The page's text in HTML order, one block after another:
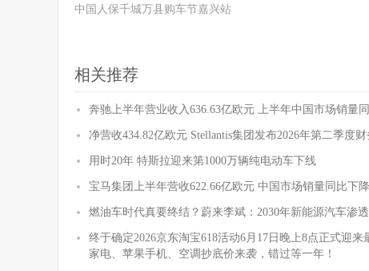
中国人保千城万县购车节嘉兴站
相关推荐
奔驰上半年营业收入636.63亿欧元 上半年中国市场销量
净营收434.82亿欧元 Stellantis集团发布2026年第二季度
用时20年 特斯拉迎来第1000万辆纯电动车下线
宝马集团上半年营收622.66亿欧元 中国市场销量同比下
燃油车时代真要终结？蔚来李斌：2030年新能源汽车渗
终于确定2026京东淘宝618活动6月17日晚上8点正式迎
家电、苹果手机、空调抄底价来袭，错过等一年！